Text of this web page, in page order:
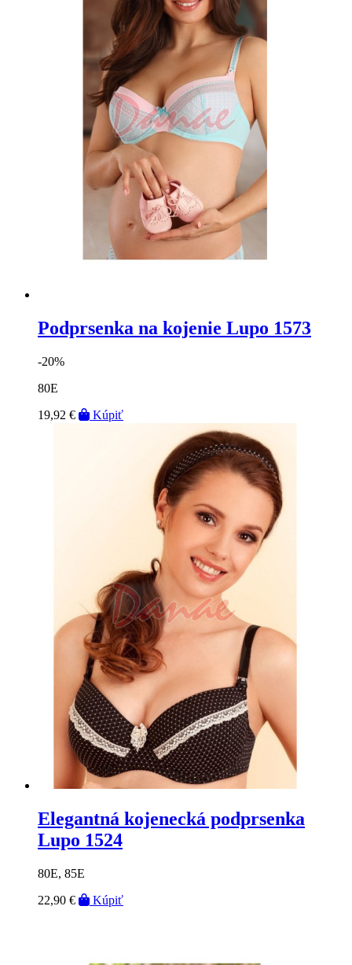
Podprsenka na kojenie Lupo 1573
-20%
80E
19,92 €
Kúpiť
Elegantná kojenecká podprsenka
Lupo 1524
80E, 85E
22,90 €
Kúpiť